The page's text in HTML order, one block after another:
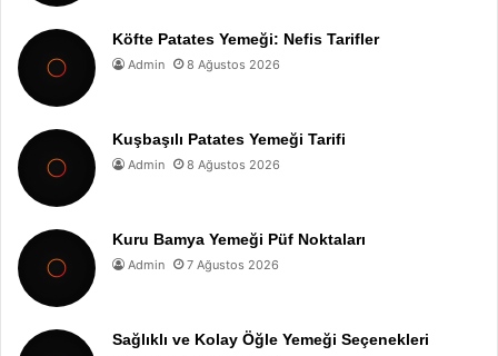
Köfte Patates Yemeği: Nefis Tarifler
Admin 8 Ağustos 2026
Kuşbaşılı Patates Yemeği Tarifi
Admin 8 Ağustos 2026
Kuru Bamya Yemeği Püf Noktaları
Admin 7 Ağustos 2026
Sağlıklı ve Kolay Öğle Yemeği Seçenekleri